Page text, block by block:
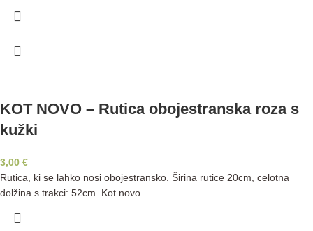
KOT NOVO – Rutica obojestranska roza s
kužki
3,00 €
Rutica, ki se lahko nosi obojestransko. Širina rutice 20cm, celotna
dolžina s trakci: 52cm. Kot novo.